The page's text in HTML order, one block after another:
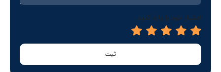
امتیاز خود را وارد کنید
ثبت